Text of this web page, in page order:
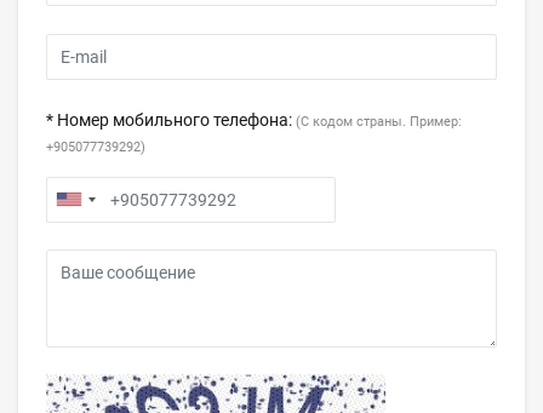
* Номер мобильного телефона: (С кодом страны. Пример:
+905077739292)